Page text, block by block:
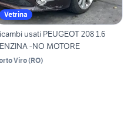
Vetrina
usati PEUGEOT 208 1.6
-NO MOTORE
Viro(RO)